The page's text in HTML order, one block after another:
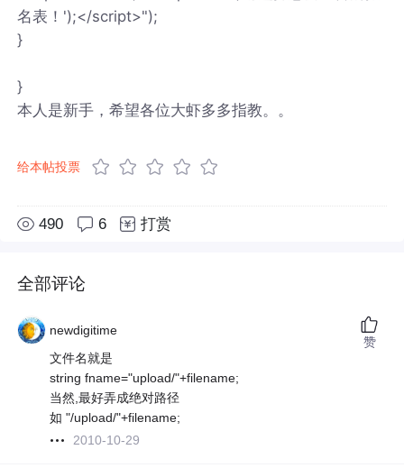
名表！');</script>");
}
}
本人是新手，希望各位大虾多多指教。。
给本帖投票
490 6 打赏
全部评论
newdigitime
文件名就是
string fname="upload/"+filename;
当然,最好弄成绝对路径
如 "/upload/"+filename;
2010-10-29
赞